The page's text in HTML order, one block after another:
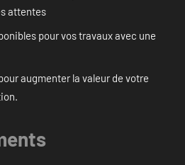
attentes
pour vos travaux avec une
augmenter la valeur de votre